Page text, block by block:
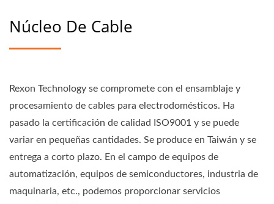
Núcleo De Cable
Rexon Technology se compromete con el ensamblaje y
procesamiento de cables para electrodomésticos. Ha
pasado la certificación de calidad ISO9001 y se puede
variar en pequeñas cantidades. Se produce en Taiwán y se
entrega a corto plazo. En el campo de equipos de
automatización, equipos de semiconductores, industria de
maquinaria, etc., podemos proporcionar servicios